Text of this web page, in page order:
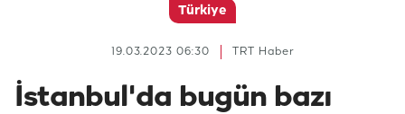
Türkiye
TRT Haber
19.03.2023 06:30
İstanbul'da bugün bazı